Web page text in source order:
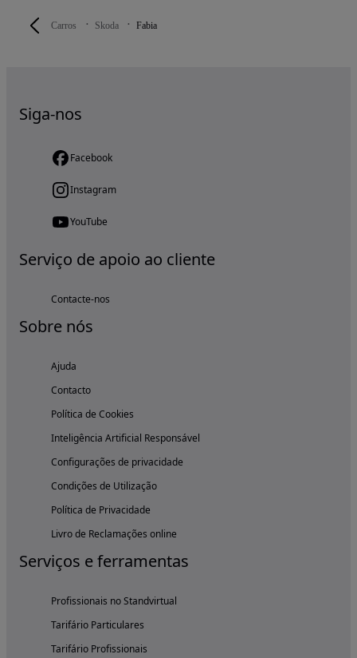
Carros Skoda Fabia
Siga-nos
Facebook
Instagram
YouTube
Serviço de apoio ao cliente
Contacte-nos
Sobre nós
Ajuda
Contacto
Política de Cookies
Inteligência Artificial Responsável
Configurações de privacidade
Condições de Utilização
Política de Privacidade
Livro de Reclamações online
Serviços e ferramentas
Profissionais no Standvirtual
Tarifário Particulares
Tarifário Profissionais